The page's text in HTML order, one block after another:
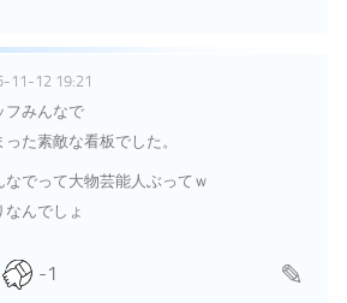
11-12 19:21
フみんなで
た素敵な看板でした。
なでって大物芸能人ぶってｗ
なんでしょ
-1